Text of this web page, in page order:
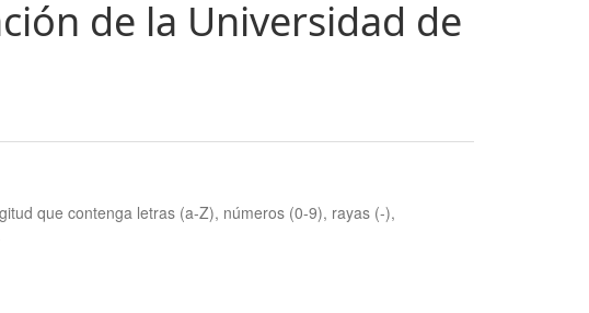
de la Universidad de
que contenga letras (a-Z), números (0-9), rayas (-),